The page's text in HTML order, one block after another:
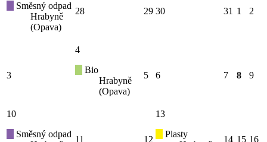
Směsný odpad
Hrabyně
(Opava)
28 29 30 31 1 2
3
4
Bio
Hrabyně
(Opava)
5 6 7 8 9
10
Směsný odpad
11 12
13
Plasty
14 15 16